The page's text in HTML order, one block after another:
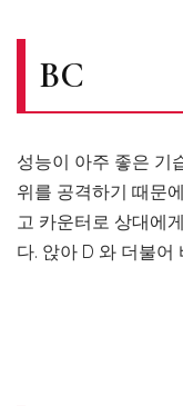
BC
성능이 아주 좋은 기
위를 공격하기 때문
고 카운터로 상대에
다. 앉아 D 와 더불어